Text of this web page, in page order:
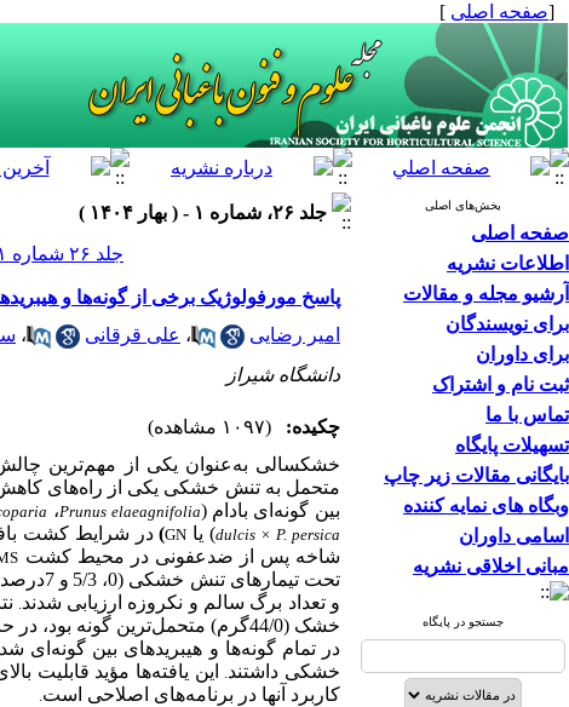
[صفحه اصلی ]
بخش‌های اصلی
صفحه اصلی
اطلاعات نشریه
آرشیو مجله و مقالات
برای نویسندگان
برای داوران
ثبت نام و اشتراک
تماس با ما
تسهیلات پایگاه
بایگانی مقالات زیر چاپ
وبگاه های نمایه کننده
اسامی داوران
مبانی اخلاقی نشریه
جستجو در پایگاه
جلد ۲۶، شماره ۱ - ( بهار ۱۴۰۴ )
جلد ۲۶ شماره ۱ صفحات ۷۸-۶۵
پاسخ مورفولوژیک برخی از گونه‌ها و
امیر رضایی
، علی قرقانی ،
دانشگاه شیراز
چکیده:
(۱۰۹۷ مشاهده)
خشکسالی بهعنوان یکی از مهم‌ترین
متحمل به تنش خشکی یکی از راه‌‌های
بین گونه‌ای بادام (
Prunus elaeagnifolia،
dulcis × P. persica) یا GN
) در شرایط کشت بافت در سال 1401 در
شاخه پس از ضدعفونی در محیط کشت
تحت تیمارهایتنش خشکی (0، 5/3 و 7درصد
و تعداد برگ سالم و نکروزه ارزیابی شدند.
خشک (44/0گرم) متحمل‌ترین گونه بود، در حالی که
در تمام گونه‌ها و هیبرید‌های بین گونه‌ای
خشکی داشتند. این یافته‌ها مؤید قابلیت
کاربرد آنها در برنامه‌های اصلاحی است.